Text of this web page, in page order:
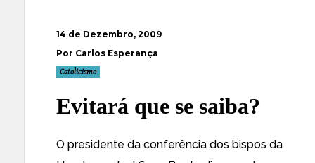
14 de Dezembro, 2009
Por Carlos Esperança
Catolicismo
Evitará que se saiba?
O presidente da conferência dos bispos da